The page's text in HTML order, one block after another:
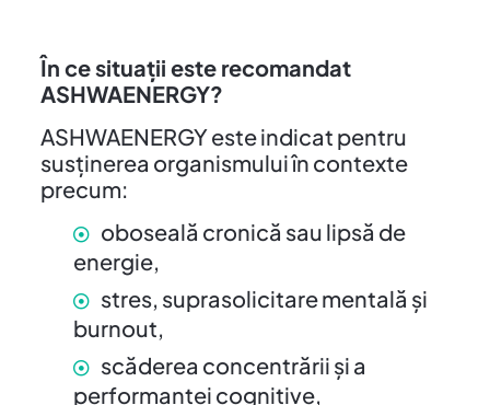
În ce situații este recomandat
ASHWAENERGY?
ASHWAENERGY este indicat pentru
susținerea organismului în contexte
precum:
oboseală cronică sau lipsă de
energie,
stres, suprasolicitare mentală și
burnout,
scăderea concentrării și a
performanței cognitive,